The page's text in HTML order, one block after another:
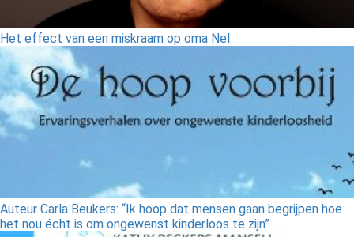
Het effect van een miskraam op oma Nel
Auteur Carla Beukers: “Ik hoop dat mensen gaan begrijpen hoe
het nou écht is om ongewenst kinderloos te zijn”